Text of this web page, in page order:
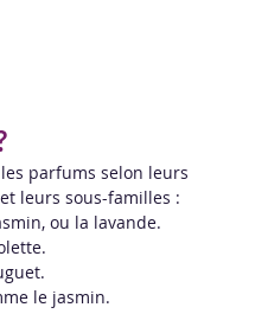
parfums selon leurs
leurs sous-familles :
ou la lavande.
le jasmin.